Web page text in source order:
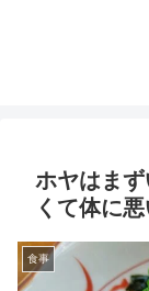
ホヤはま
くて体に
食事